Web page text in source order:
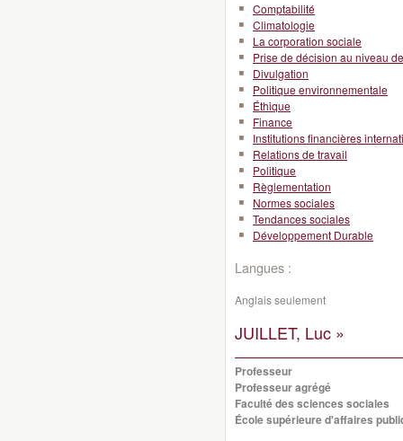
Comptabilité
Climatologie
La corporation sociale
Prise de décision au niveau
Divulgation
Politique environnementale
Éthique
Finance
Institutions financières
Relations de travail
Politique
Règlementation
Normes sociales
Tendances sociales
Développement Durable
Langues :
Anglais seulement
JUILLET, Luc »
Professeur
Professeur agrégé
Faculté des sciences sociales
École supérieure d'affaires